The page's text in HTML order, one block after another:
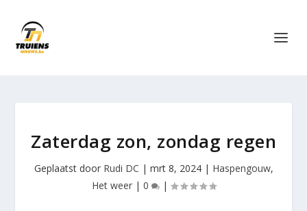
Zaterdag zon, zondag regen
Geplaatst door Rudi DC | mrt 8, 2024| Haspengouw,
Het weer| 0 |